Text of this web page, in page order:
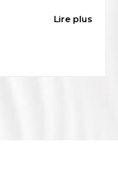
Lire plus